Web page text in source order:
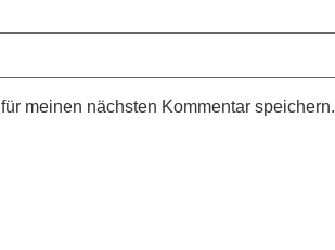
meinen nächsten Kommentar speichern.